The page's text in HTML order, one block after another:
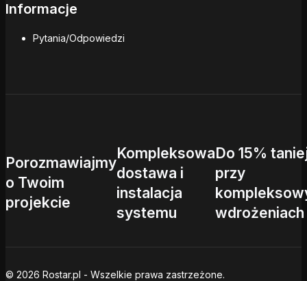
Informacje
Pytania/Odpowiedzi
Porozmawiajmy
o Twoim
projekcie
Kompleksowa
dostawa i
instalacja
systemu
Do 15%
przy
wdrożeniach
© 2026 Rostar.pl - Wszelkie prawa zastrzeżone.